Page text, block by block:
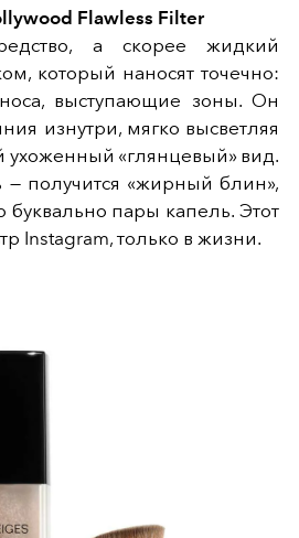
Flawless Filter
а скорее жидкий
который наносят точечно:
выступающие зоны. Он
изнутри, мягко высветляя
ухоженный «глянцевый» вид.
получится «жирный блин»,
буквально пары капель. Этот
Instagram, только в жизни.